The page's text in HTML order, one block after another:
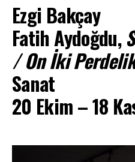
Ezgi Bakçay
Fatih Aydoğdu,
/ On İki
Sanat
20 Ekim – 18